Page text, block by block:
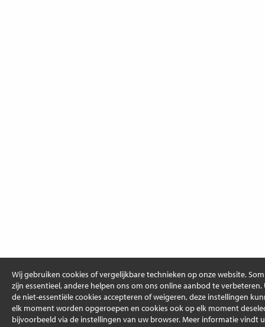
Wij gebruiken cookies of vergelijkbare technieken op onze website.
zijn essentieel, andere helpen ons om ons online aanbod te verbeteren.
de niet-essentiële cookies accepteren of weigeren, deze instellingen
elk moment worden opgeroepen en cookies ook op elk moment
bijvoorbeeld via de instellingen van uw browser. Meer informatie vindt